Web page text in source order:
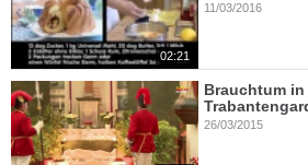
02:21
11/03/2016
Brauchtum
26/03/2015